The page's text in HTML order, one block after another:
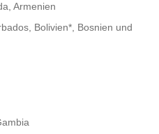
Armenien
Bolivien*, Bosnien und